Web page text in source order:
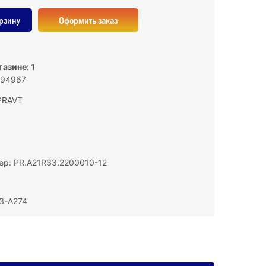
Оформить заказ
1
PR.А21R33.2200010-12
А274